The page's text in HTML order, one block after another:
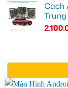
Cách
Trung